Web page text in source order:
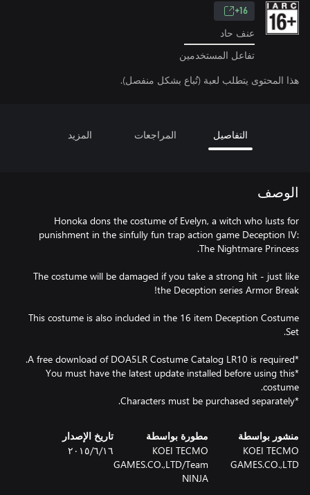
16+
عنف حاد
تفاعل المستخدمين
هذا المحتوى يتطلب لعبة (تُباع بشكل منفصل).
التفاصيل المراجعات المزيد
الوصف
Honoka dons the costume of Evelyn, a witch who lusts for
punishment in the sinfully fun trap action game Deception IV:
The costume will be damaged if you take a strong hit - just like
This costume is also included in the 16 item Deception Costume
*You must have the latest update installed before using this
*Characters must be purchased separately.
منشور بواسطة
KOEI TECMO
GAMES.CO.,LTD
مطورة بواسطة
KOEI TECMO
GAMES.CO.,LTD/Team
NINJA
تاريخ الإصدار
١٦‏/٦‏/٢٠١٥